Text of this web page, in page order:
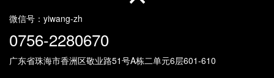
微信号： yiwang-zh
0756-2280670
广东省珠海市香洲区敬业路51号A栋二单元6层601-610